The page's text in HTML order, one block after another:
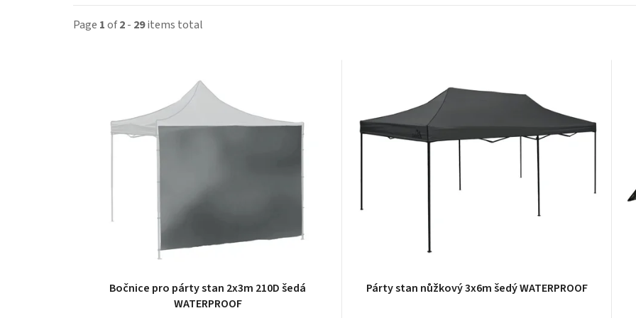
Page 1of2- 29items total
Bočnice pro párty stan 2x3m 210D šedá
WATERPROOF
Párty stan nůžkový 3x6m šedý WATERPROOF